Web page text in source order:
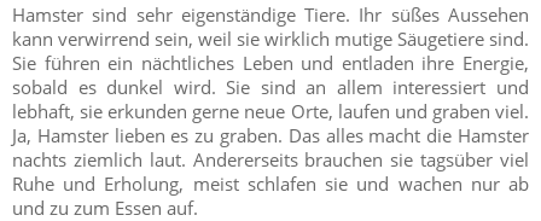
Hamster sind sehr eigenständige Tiere. Ihr süßes Aussehen
kann verwirrend sein, weil sie wirklich mutige Säugetiere sind.
Sie führen ein nächtliches Leben und entladen ihre Energie,
sobald es dunkel wird. Sie sind an allem interessiert und
lebhaft, sie erkunden gerne neue Orte, laufen und graben viel.
Ja, Hamster lieben es zu graben. Das alles macht die Hamster
nachts ziemlich laut. Andererseits brauchen sie tagsüber viel
Ruhe und Erholung, meist schlafen sie und wachen nur ab
und zu zum Essen auf.